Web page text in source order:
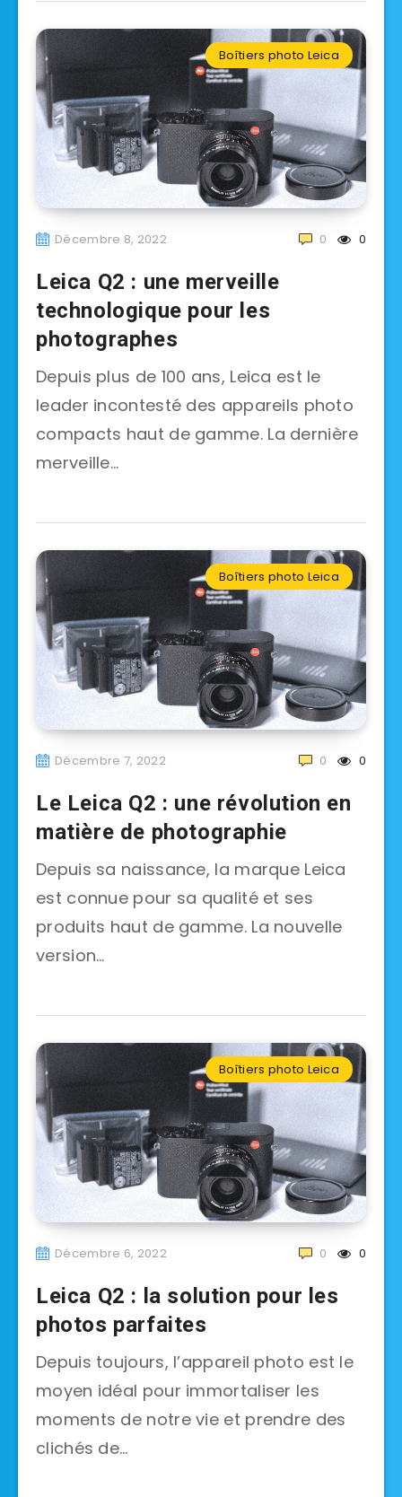
Boîtiers photo Leica
Décembre 8, 2022 0
0
Leica Q2 : une merveille
technologique pour les
photographes
Depuis plus de 100 ans, Leica est le
leader incontesté des appareils photo
compacts haut de gamme. La dernière
merveille…
Boîtiers photo Leica
Décembre 7, 2022 0
0
Le Leica Q2 : une révolution en
matière de photographie
Depuis sa naissance, la marque Leica
est connue pour sa qualité et ses
produits haut de gamme. La nouvelle
version…
Boîtiers photo Leica
Décembre 6, 2022 0
0
Leica Q2 : la solution pour les
photos parfaites
Depuis toujours, l’appareil photo est le
moyen idéal pour immortaliser les
moments de notre vie et prendre des
clichés de…